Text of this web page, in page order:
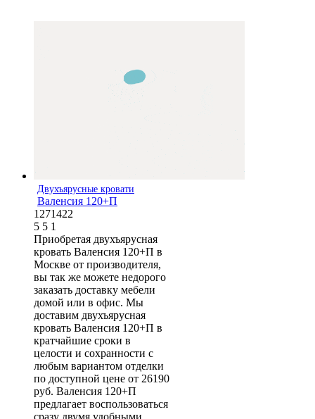
Двухъярусные кровати
Валенсия 120+П
1271422
5 5 1
Приобретая двухъярусная
кровать Валенсия 120+П в
Москве от производителя,
вы так же можете недорого
заказать доставку мебели
домой или в офис. Мы
доставим двухъярусная
кровать Валенсия 120+П в
кратчайшие сроки в
целости и сохранности с
любым вариантом отделки
по доступной цене от 26190
руб. Валенсия 120+П
предлагает воспользоваться
сразу двумя удобными